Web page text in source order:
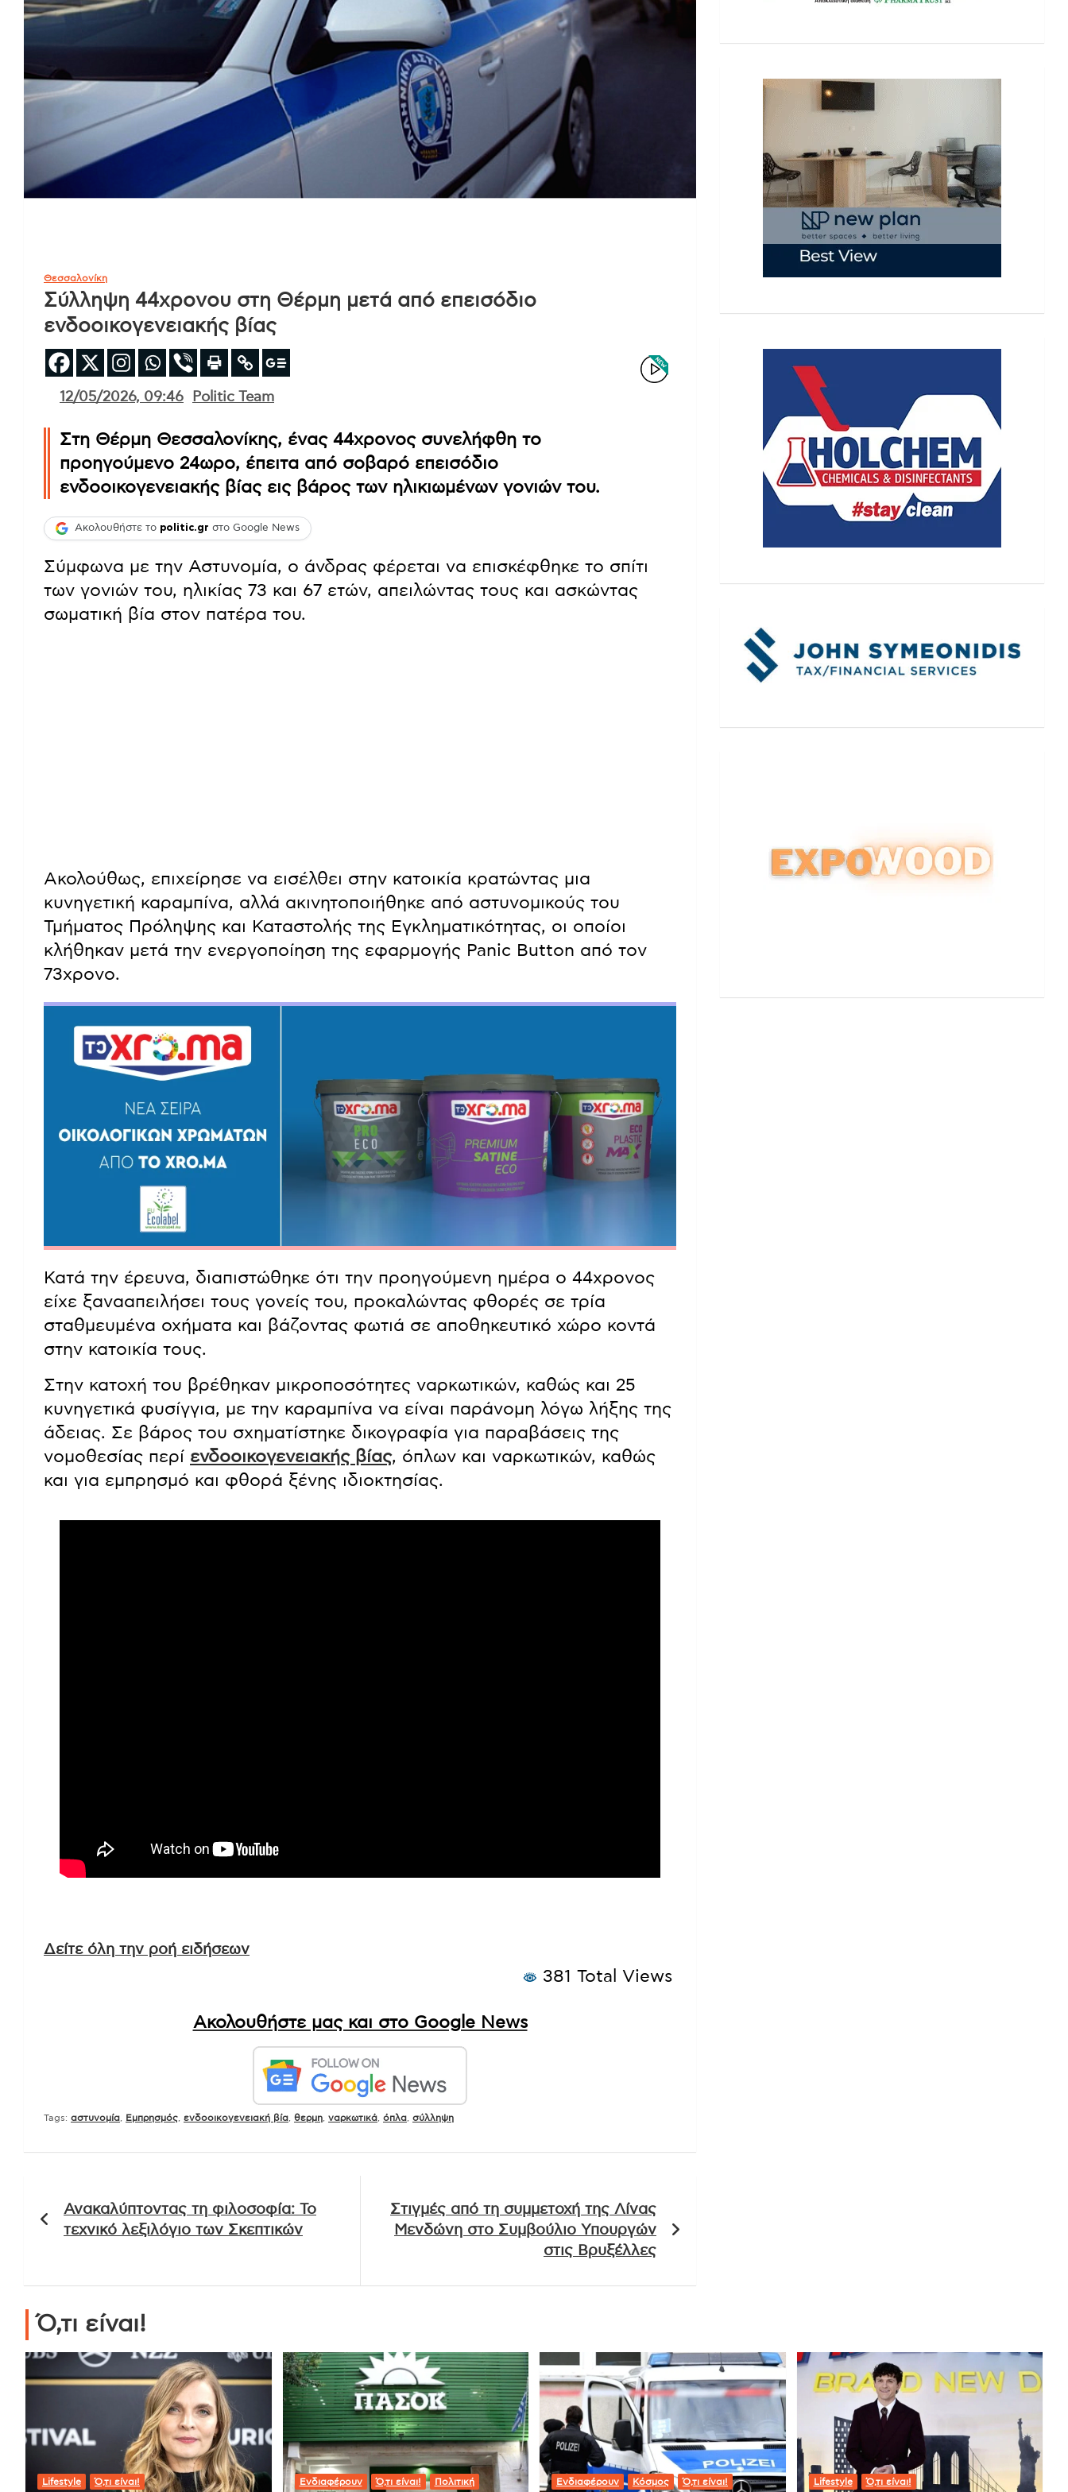
Θεσσαλονίκη
Σύλληψη 44χρονου στη Θέρμη μετά από επεισόδιο
ενδοοικογενειακής βίας
12/05/2026, 09:46 Politic Team
Στη Θέρμη Θεσσαλονίκης, ένας 44χρονος συνελήφθη το
προηγούμενο 24ωρο, έπειτα από σοβαρό επεισόδιο
ενδοοικογενειακής βίας εις βάρος των ηλικιωμένων γονιών του.
Ακολουθήστε το politic.gr στο Google News
Σύμφωνα με την Αστυνομία, ο άνδρας φέρεται να επισκέφθηκε το σπίτι
των γονιών του, ηλικίας 73 και 67 ετών, απειλώντας τους και ασκώντας
σωματική βία στον πατέρα του.
Ακολούθως, επιχείρησε να εισέλθει στην κατοικία κρατώντας μια
κυνηγετική καραμπίνα, αλλά ακινητοποιήθηκε από αστυνομικούς του
Τμήματος Πρόληψης και Καταστολής της Εγκληματικότητας, οι οποίοι
κλήθηκαν μετά την ενεργοποίηση της εφαρμογής Panic Button από τον
73χρονο.
Κατά την έρευνα, διαπιστώθηκε ότι την προηγούμενη ημέρα ο 44χρονος
είχε ξανααπειλήσει τους γονείς του, προκαλώντας φθορές σε τρία
σταθμευμένα οχήματα και βάζοντας φωτιά σε αποθηκευτικό χώρο κοντά
στην κατοικία τους.
Στην κατοχή του βρέθηκαν μικροποσότητες ναρκωτικών, καθώς και 25
κυνηγετικά φυσίγγια, με την καραμπίνα να είναι παράνομη λόγω λήξης της
άδειας. Σε βάρος του σχηματίστηκε δικογραφία για παραβάσεις της
νομοθεσίας περί ενδοοικογενειακής βίας, όπλων και ναρκωτικών, καθώς
και για εμπρησμό και φθορά ξένης ιδιοκτησίας.
Δείτε όλη την ροή ειδήσεων
381 Total Views
Ακολουθήστε μας και στο Google News
Tags: αστυνομία Εμπρησμός ενδοοικογενειακή βία θερμη ναρκωτικά όπλα σύλληψη
άρθρων
Ανακαλύπτοντας τη φιλοσοφία: Το
τεχνικό λεξιλόγιο των Σκεπτικών
Στιγμές από τη συμμετοχή της Λίνας
Μενδώνη στο Συμβούλιο Υπουργών
στις Βρυξέλλες
Ό,τι είναι!
Lifestyle Ό,τι είναι! Ενδιαφέρουν Ό,τι είναι! Πολιτική Ενδιαφέρουν Κόσμος Ό,τι είναι! Lifestyle Ό,τι είναι!